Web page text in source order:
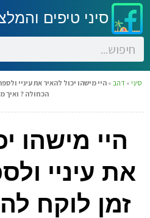
סיני טיפים
סיני »דהב »היי מישהו יכול להאיר את עיניי
הכחולה ? ואיך
היי מישהו
את עיניי
זמן לוקח